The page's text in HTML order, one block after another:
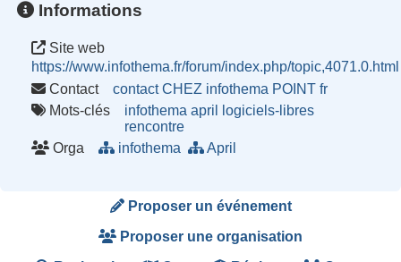
Informations
Site web
https://www.infothema.fr/forum/index.php/topic,4071.0.html
Contact
contact CHEZ infothema POINT fr
Mots-clés
infothema april
logiciels-libres
rencontre
Orga
infothema April
Proposer un événement
Proposer une organisation